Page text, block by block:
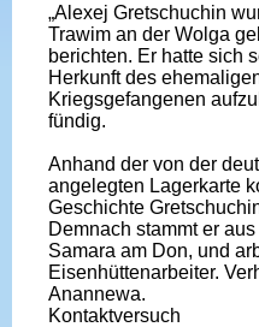
„Alexej Gretschuchin
Trawim an der Wolga
berichten. Er hatte sich
Herkunft des
Kriegsgefangenen
fündig.
Anhand der von der
angelegten Lagerkarte
Geschichte
Demnach stammt er
Samara am Don, und
Eisenhüttenarbeiter.
Anannewa.
Kontaktversuch